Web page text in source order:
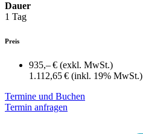
Dauer
1 Tag
Preis
935,– € (exkl. MwSt.)
1.112,65 € (inkl. 19% MwSt.)
Termine und Buchen
Termin anfragen